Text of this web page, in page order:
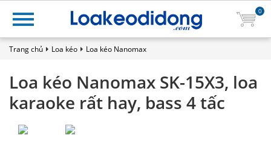
0
Trang chủ Loa kéo Loa kéo Nanomax
Loa kéo Nanomax SK-15X3, loa
karaoke rất hay, bass 4 tấc